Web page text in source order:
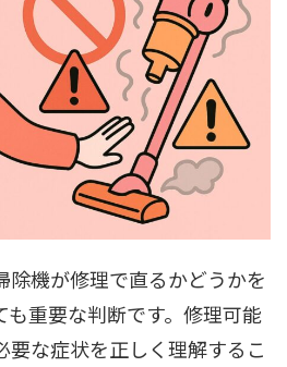
除機が修理で直るかどうかを
も重要な判断です。修理可能
要な症状を正しく理解するこ